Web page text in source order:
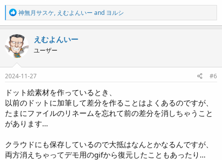
R
e
a
c
t
i
o
n
s
神無月サスケ, えむよんいー and ヨルシ
えむよんいー
ユーザー
2024-11-27 #6
ドット絵素材を作っているとき、
以前のドットに加筆して差分を作ることはよくあるのですが、
たまにファイルのリネームを忘れて前の差分を消しちゃうこと
があります…
クラウドにも保存しているので大抵はなんとかなるんですが、
両方消えちゃってデモ用のgifから復元したこともあったり…